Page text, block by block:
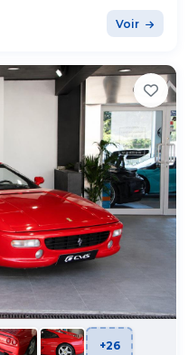
Voir
+26